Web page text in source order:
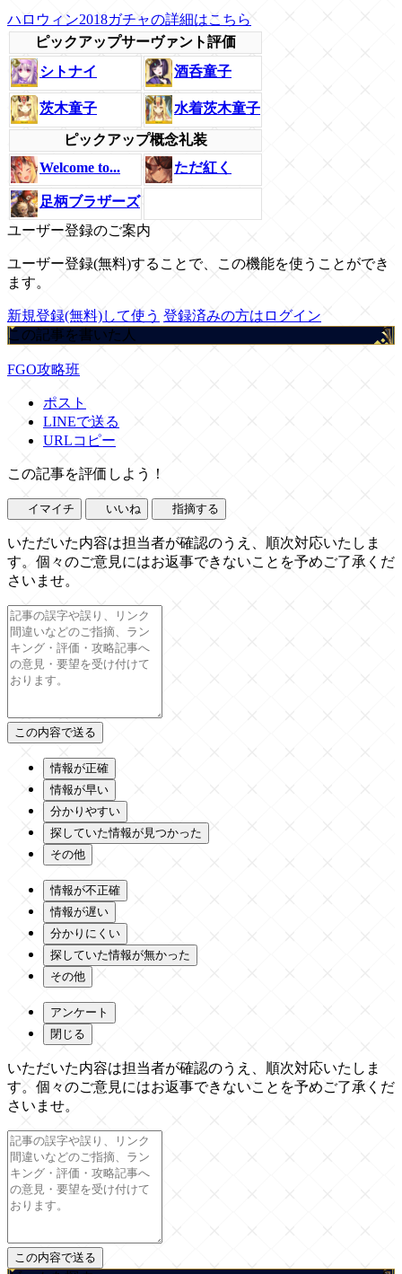
ハロウィン2018ガチャの詳細はこちら
ピックアップサーヴァント評価
シトナイ
酒呑童子
茨木童子 水着茨木童子
ピックアップ概念礼装
Welcome to...
ただ紅く
足柄ブラザーズ
ユーザー登録のご案内
ユーザー登録(無料)することで、この機能を使うことができ
ます。
新規登録(無料)して使う 登録済みの方はログイン
この記事を書いた人
FGO攻略班
ポスト
LINEで送る
URLコピー
この記事を評価しよう！
イマイチ いいね 指摘する
いただいた内容は担当者が確認のうえ、順次対応いたしま
す。個々のご意見にはお返事できないことを予めご了承くだ
さいませ。
情報が正確
情報が早い
分かりやすい
探していた情報が見つかった
その他
情報が不正確
情報が遅い
分かりにくい
探していた情報が無かった
その他
アンケート
閉じる
いただいた内容は担当者が確認のうえ、順次対応いたしま
す。個々のご意見にはお返事できないことを予めご了承くだ
さいませ。